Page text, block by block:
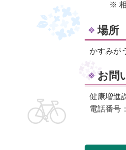
※
場所
かすみが
お問
健康増進
電話番号